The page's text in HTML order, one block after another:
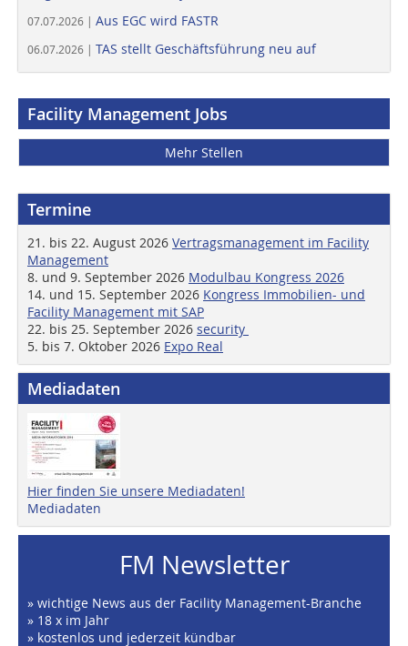
07.07.2026 | Aus EGC wird FASTR
06.07.2026 | TAS stellt Geschäftsführung neu auf
Facility Management Jobs
Mehr Stellen
Termine
21. bis 22. August 2026 Vertragsmanagement im Facility
Management
8. und 9. September 2026 Modulbau Kongress 2026
14. und 15. September 2026 Kongress Immobilien- und
Facility Management mit SAP
22. bis 25. September 2026 security
5. bis 7. Oktober 2026 Expo Real
Mediadaten
Hier finden Sie unsere Mediadaten!
Mediadaten
FM Newsletter
» wichtige News aus der Facility Management-Branche
» 18 x im Jahr
» kostenlos und jederzeit kündbar